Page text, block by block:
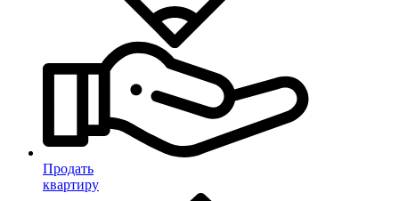
Продать
квартиру